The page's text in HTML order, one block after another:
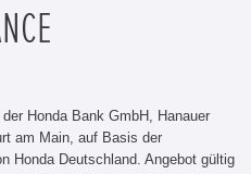
Honda Bank GmbH, Hanauer
am Main, auf Basis der
Honda Deutschland. Angebot gültig